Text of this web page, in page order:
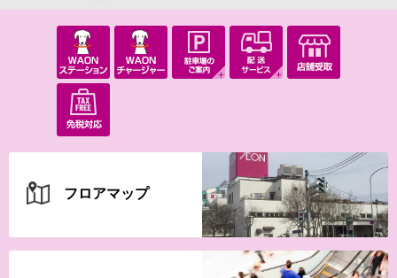
7月20日(月・祝)-8月15日(土)
【WEB専用】アレチャレ…
フロアマップ